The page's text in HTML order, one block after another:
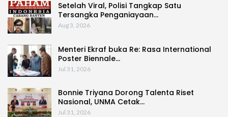
Setelah Viral, Polisi Tangkap Satu
Tersangka Penganiayaan…
Aug 3, 2026
Menteri Ekraf buka Re: Rasa International
Poster Biennale…
Jul 31, 2026
Bonnie Triyana Dorong Talenta Riset
Nasional, UNMA Cetak…
Jul 31, 2026